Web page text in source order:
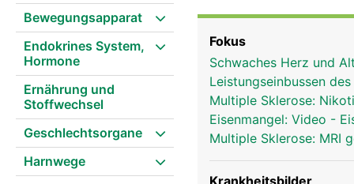
Bewegungsapparat
Endokrines System,
Hormone
Ernährung und
Stoffwechsel
Geschlechtsorgane
Harnwege
so ein
Zellen kann der Körper
steuert das Hirn
unterschiedliche
Verdauung, und
Zwischenhirn ist die
Hirnanhangsdrüse, die
ist Sitz der Gedanken,
Fokus
Schwaches Herz und
Leistungseinbussen
Multiple Sklerose:
Eisenmangel: Video -
Multiple Sklerose: MRI
Krankheitsbilder